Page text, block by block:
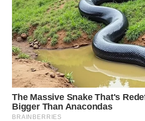
WN
SUKABUMI
WN
PURWAKARTA
WN
PRIANGAN
TIMUR